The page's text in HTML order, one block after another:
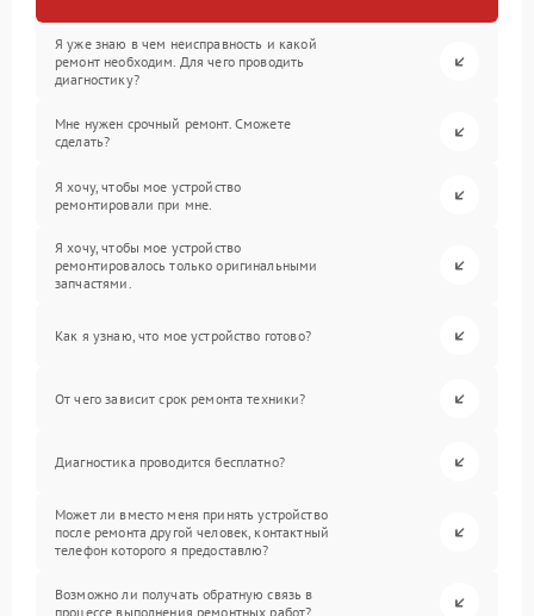
Я уже знаю в чем неисправность и какой
ремонт необходим. Для чего проводить
диагностику?
Мне нужен срочный ремонт. Сможете
сделать?
Я хочу, чтобы мое устройство
ремонтировали при мне.
Я хочу, чтобы мое устройство
ремонтировалось только оригинальными
запчастями.
Как я узнаю, что мое устройство готово?
От чего зависит срок ремонта техники?
Диагностика проводится бесплатно?
Может ли вместо меня принять устройство
после ремонта другой человек, контактный
телефон которого я предоставлю?
Возможно ли получать обратную связь в
процессе выполнения ремонтных работ?